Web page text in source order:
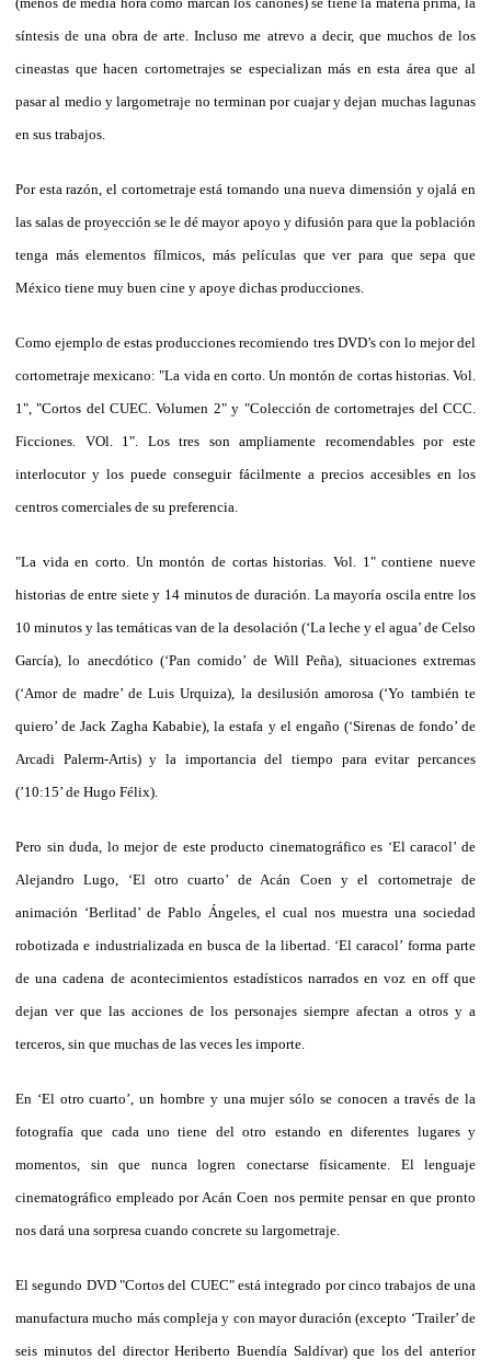
síntesis de una obra de arte. Incluso me atrevo a decir, que muchos de los
cineastas que hacen cortometrajes se especializan más en esta área que al
pasar al medio y largometraje no terminan por cuajar y dejan muchas lagunas
en sus trabajos.
Por esta razón, el cortometraje está tomando una nueva dimensión y ojalá en
las salas de proyección se le dé mayor apoyo y difusión para que la población
tenga más elementos fílmicos, más películas que ver para que sepa que
México tiene muy buen cine y apoye dichas producciones.
Como ejemplo de estas producciones recomiendo tres DVD’s con lo mejor del
cortometraje mexicano: "La vida en corto. Un montón de cortas historias. Vol.
1", "Cortos del CUEC. Volumen 2" y "Colección de cortometrajes del CCC.
Ficciones. VOl. 1". Los tres son ampliamente recomendables por este
interlocutor y los puede conseguir fácilmente a precios accesibles en los
centros comerciales de su preferencia.
"La vida en corto. Un montón de cortas historias. Vol. 1" contiene nueve
historias de entre siete y 14 minutos de duración. La mayoría oscila entre los
10 minutos y las temáticas van de la desolación (‘La leche y el agua’ de Celso
García), lo anecdótico (‘Pan comido’ de Will Peña), situaciones extremas
(‘Amor de madre’ de Luis Urquiza), la desilusión amorosa (‘Yo también te
quiero’ de Jack Zagha Kababie), la estafa y el engaño (‘Sirenas de fondo’ de
Arcadi Palerm-Artis) y la importancia del tiempo para evitar percances
(’10:15’ de Hugo Félix).
Pero sin duda, lo mejor de este producto cinematográfico es ‘El caracol’ de
Alejandro Lugo, ‘El otro cuarto’ de Acán Coen y el cortometraje de
animación ‘Berlitad’ de Pablo Ángeles, el cual nos muestra una sociedad
robotizada e industrializada en busca de la libertad. ‘El caracol’ forma parte
de una cadena de acontecimientos estadísticos narrados en voz en off que
dejan ver que las acciones de los personajes siempre afectan a otros y a
terceros, sin que muchas de las veces les importe.
En ‘El otro cuarto’, un hombre y una mujer sólo se conocen a través de la
fotografía que cada uno tiene del otro estando en diferentes lugares y
momentos, sin que nunca logren conectarse físicamente. El lenguaje
cinematográfico empleado por Acán Coen nos permite pensar en que pronto
nos dará una sorpresa cuando concrete su largometraje.
El segundo DVD "Cortos del CUEC" está integrado por cinco trabajos de una
manufactura mucho más compleja y con mayor duración (excepto ‘Trailer’ de
seis minutos del director Heriberto Buendía Saldívar) que los del anterior